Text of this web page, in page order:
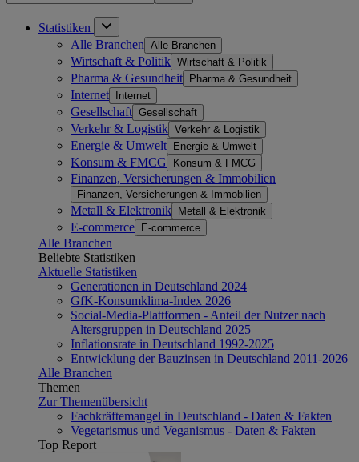
Statistiken
Alle Branchen Alle Branchen
Wirtschaft & Politik Wirtschaft & Politik
Pharma & Gesundheit Pharma & Gesundheit
Internet Internet
Gesellschaft Gesellschaft
Verkehr & Logistik Verkehr & Logistik
Energie & Umwelt Energie & Umwelt
Konsum & FMCG Konsum & FMCG
Finanzen, Versicherungen & Immobilien
Finanzen, Versicherungen & Immobilien
Metall & Elektronik Metall & Elektronik
E-commerce E-commerce
Alle Branchen
Beliebte Statistiken
Aktuelle Statistiken
Generationen in Deutschland 2024
GfK-Konsumklima-Index 2026
Social-Media-Plattformen - Anteil der Nutzer nach
Altersgruppen in Deutschland 2025
Inflationsrate in Deutschland 1992-2025
Entwicklung der Bauzinsen in Deutschland 2011-2026
Alle Branchen
Themen
Zur Themenübersicht
Fachkräftemangel in Deutschland - Daten & Fakten
Vegetarismus und Veganismus - Daten & Fakten
Top Report